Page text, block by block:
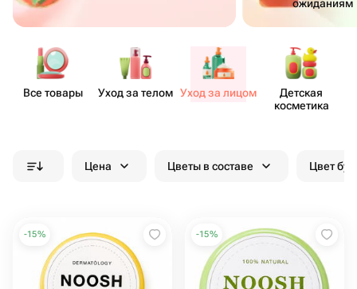
ожиданиям
Все товары Уход за телом Уход за лицом
Детская
косметика
Цена Цветы в составе Цвет
-15% -15%